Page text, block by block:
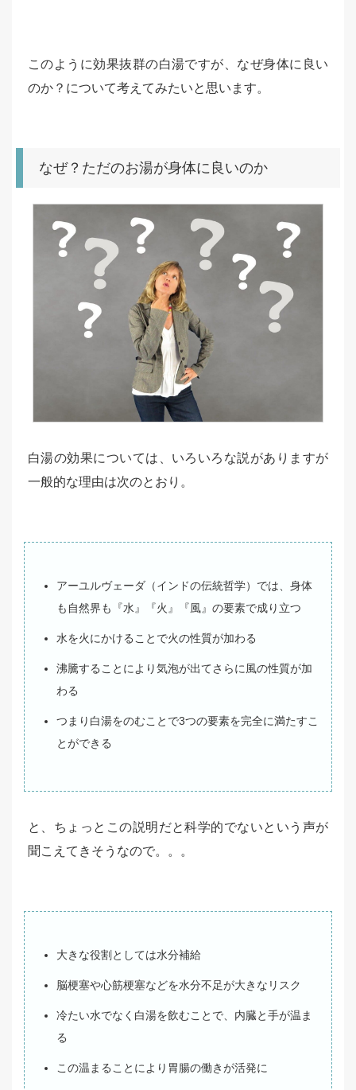
このように効果抜群の白湯ですが、なぜ身体に良い
のか？について考えてみたいと思います。
なぜ？ただのお湯が身体に良いのか
白湯の効果については、いろいろな説がありますが
一般的な理由は次のとおり。
アーユルヴェーダ（インドの伝統哲学）では、身体
も自然界も『水』『火』『風』の要素で成り立つ
水を火にかけることで火の性質が加わる
沸騰することにより気泡が出てさらに風の性質が加
わる
つまり白湯をのむことで3つの要素を完全に満たすこ
とができる
と、ちょっとこの説明だと科学的でないという声が
聞こえてきそうなので。。。
大きな役割としては水分補給
脳梗塞や心筋梗塞などを水分不足が大きなリスク
冷たい水でなく白湯を飲むことで、内臓と手が温ま
る
この温まることにより胃腸の働きが活発に